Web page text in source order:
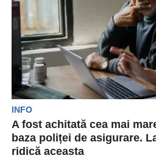
INFO
A fost achitată cea mai
baza poliței de asigurare.
ridică aceasta